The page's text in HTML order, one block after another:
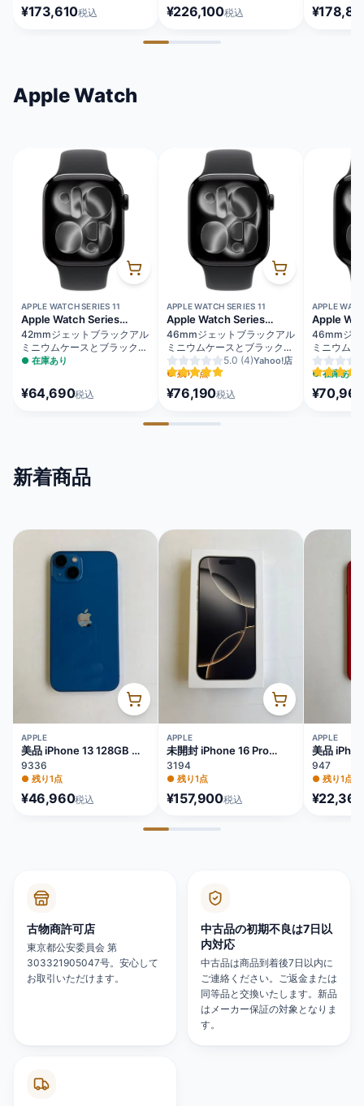
タニウム SIMフリー
[MYMY3J/A]
¥173,610税込
ジ SIMフリー [MFY94J/A]
¥226,100税込
Apple Watch
APPLE WATCH SERIES 11
Apple Watch Series
11（GPSモデル）
42mmジェットブラックアル
ミニウムケースとブラックス
ポーツバンド - M/L
● 在庫あり
¥64,690税込
APPLE WATCH SERIES 11
Apple Watch Series
11（GPS + Cellularモデ
ル）
46mmジェットブラックアル
ミニウムケースとブラックス
ポーツバンド - S/M
MFC24J/A
5.0 (4)Yahoo!店
●残り1点
¥76,190税込
APPLE
Apple
11（GPS
46mmジェ
ミニウム
ポーツバ
MEUX4J/A
●在庫あり
¥70,960
新着商品
APPLE
美品 iPhone 13 128GB ブ
ルー バッテリー84%
MLNG3J/A
9336
● 残り1点
¥46,960税込
APPLE
未開封 iPhone 16 Pro
128GB ナチュラルチタニ
ウム バッテリー100%
MYMY3J/A
3194
● 残り1点
¥157,900税込
APPLE
美品
64GB レ
81%
947
● 残り1点
¥22,360
古物商許可店
東京都公安委員会 第
303321905047号。安心して
お取引いただけます。
中古品の初期不良は7日以
内対応
中古品は商品到着後7日以内に
ご連絡ください。ご返金または
同等品と交換いたします。新品
はメーカー保証の対象となりま
す。